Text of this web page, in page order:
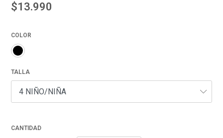
$13.990
COLOR
TALLA
CANTIDAD